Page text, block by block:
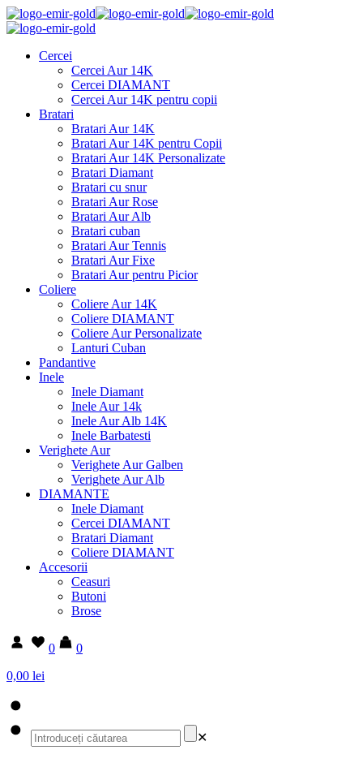
Cercei
Cercei Aur 14K
Cercei DIAMANT
Cercei Aur 14K pentru copii
Bratari
Bratari Aur 14K
Bratari Aur 14K pentru Copii
Bratari Aur 14K Personalizate
Bratari Diamant
Bratari cu snur
Bratari Aur Rose
Bratari Aur Alb
Bratari cuban
Bratari Aur Tennis
Bratari Aur Fixe
Bratari Aur pentru Picior
Coliere
Coliere Aur 14K
Coliere DIAMANT
Coliere Aur Personalizate
Lanturi Cuban
Pandantive
Inele
Inele Diamant
Inele Aur 14k
Inele Aur Alb 14K
Inele Barbatesti
Verighete Aur
Verighete Aur Galben
Verighete Aur Alb
DIAMANTE
Inele Diamant
Cercei DIAMANT
Bratari Diamant
Coliere DIAMANT
Accesorii
Ceasuri
Butoni
Brose
0
0
0,00 lei
✕